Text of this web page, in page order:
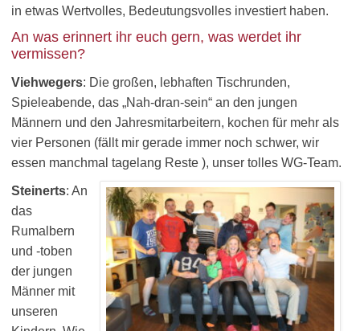
in etwas Wertvolles, Bedeutungsvolles investiert haben.
An was erinnert ihr euch gern, was werdet ihr
vermissen?
Viehwegers: Die großen, lebhaften Tischrunden,
Spieleabende, das „Nah-dran-sein“ an den jungen
Männern und den Jahresmitarbeitern, kochen für mehr als
vier Personen (fällt mir gerade immer noch schwer, wir
essen manchmal tagelang Reste ), unser tolles WG-Team.
Steinerts: An
das
Rumalbern
und -toben
der jungen
Männer mit
unseren